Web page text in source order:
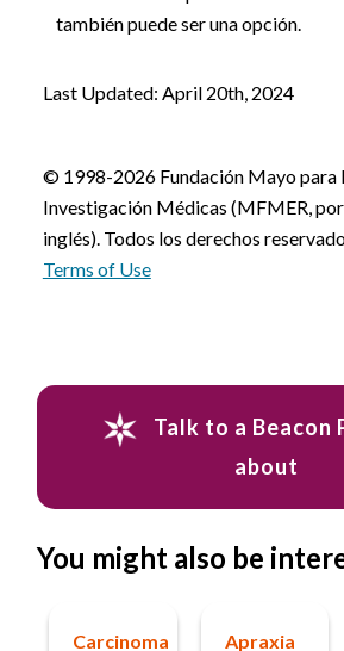
también puede ser una opción.
Last Updated: April 20th, 2024
© 1998-2026 Fundación Mayo para
Investigación Médicas (MFMER, por
inglés). Todos los derechos
Terms of Use
Talk to a Beacon
about
You might also be
Carcinoma
Apraxia